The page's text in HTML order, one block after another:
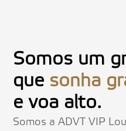
Somos um
que sonha
e voa alto.
Somos a ADVT VIP